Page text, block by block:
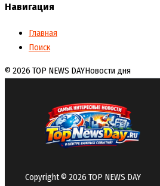
Навигация
Главная
Поиск
© 2026 TOP NEWS DAYНовости дня
Copyright © 2026 TOP NEWS DAY